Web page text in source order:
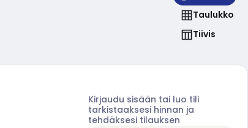
Taulukko
Tiivis
Kirjaudu sisään tai luo tili
tarkistaaksesi hinnan ja
tehdäksesi tilauksen